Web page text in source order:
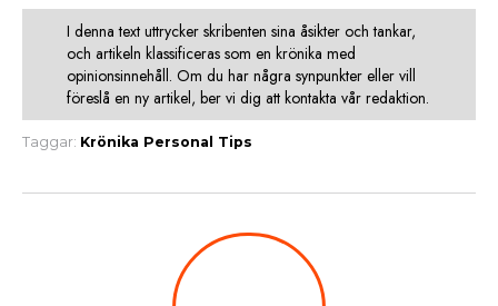
I denna text uttrycker skribenten sina åsikter och tankar,
och artikeln klassificeras som en krönika med
opinionsinnehåll. Om du har några synpunkter eller vill
föreslå en ny artikel, ber vi dig att kontakta vår redaktion.
Taggar: Krönika Personal Tips